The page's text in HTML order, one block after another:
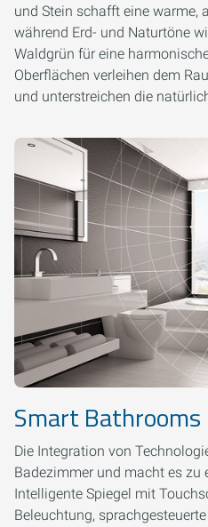
und Stein schafft eine warme,
während Erd- und Naturtöne
Waldgrün für eine
Oberflächen verleihen dem
und unterstreichen die
Smart Bathrooms
Die Integration von
Badezimmer und macht es zu
Intelligente Spiegel mit
Beleuchtung,